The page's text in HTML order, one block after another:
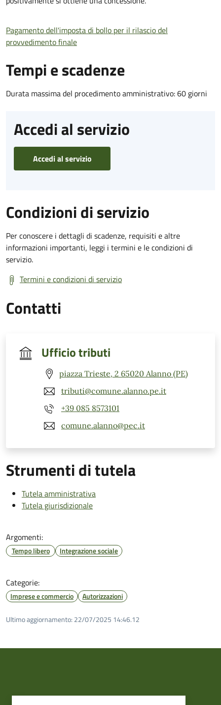
Pagamento dell'imposta di bollo per il rilascio del
provvedimento finale
Tempi e scadenze
Durata massima del procedimento amministrativo: 60 giorni
Accedi al servizio
Accedi al servizio
Condizioni di servizio
Per conoscere i dettagli di scadenze, requisiti e altre
informazioni importanti, leggi i termini e le condizioni di
servizio.
Termini e condizioni di servizio
Contatti
Ufficio tributi
piazza Trieste, 2 65020 Alanno (PE)
tributi@comune.alanno.pe.it
+39 085 8573101
comune.alanno@pec.it
Strumenti di tutela
Tutela amministrativa
Tutela giurisdizionale
Argomenti:
Tempo libero Integrazione sociale
Categorie:
Imprese e commercio Autorizzazioni
Ultimo aggiornamento: 22/07/2025 14:46.12